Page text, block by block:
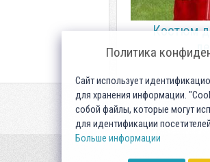
Костюм
Политика
Сайт использует
для хранения информации.
собой файлы, которые могут
для идентификации
Больше информации